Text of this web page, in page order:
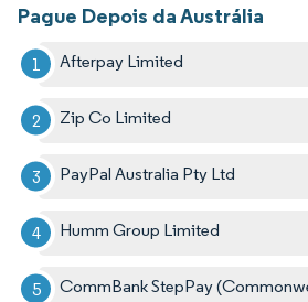
Pague Depois da Austrália
Afterpay Limited
Zip Co Limited
PayPal Australia Pty Ltd
Humm Group Limited
CommBank StepPay